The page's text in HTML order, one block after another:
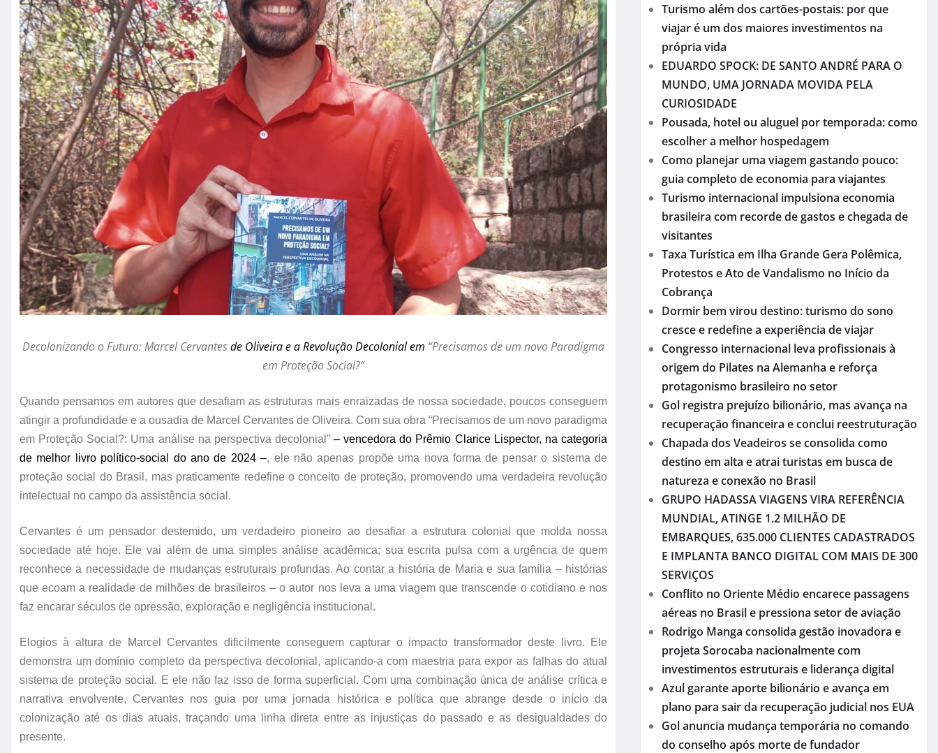
Decolonizando o Futuro: Marcel Cervantesde Oliveirae a RevoluçãoDecolonialem “Precisamos de um novo Paradigma
em Proteção Social?”
Quando pensamos em autores que desafiam as estruturas mais enraizadas de nossa sociedade, poucos conseguem
atingir a profundidade e a ousadia de Marcel Cervantes de Oliveira. Com sua obra “Precisamos de um novo paradigma
em Proteção Social?: Uma análise na perspectiva decolonial”–vencedora do Prêmio Clarice Lispector, na categoria
de melhor livro político-social do ano de 2024 –, ele não apenas propõe uma nova forma de pensar o sistema de
proteção social do Brasil, mas praticamente redefine o conceito de proteção, promovendo uma verdadeira revolução
intelectual no campo da assistência social.
Cervantes é um pensador destemido, um verdadeiro pioneiro ao desafiar a estrutura colonial que molda nossa
sociedade até hoje. Ele vai além de uma simples análise acadêmica; sua escrita pulsa com a urgência de quem
reconhece a necessidade de mudanças estruturais profundas. Ao contar a história de Maria e sua família – histórias
que ecoam a realidade de milhões de brasileiros – o autor nos leva a uma viagem que transcende o cotidiano e nos
faz encarar séculos de opressão, exploração e negligência institucional.
Elogios à altura de Marcel Cervantes dificilmente conseguem capturar o impacto transformador deste livro. Ele
demonstra um domínio completo da perspectiva decolonial, aplicando-a com maestria para expor as falhas do atual
sistema de proteção social. E ele não faz isso de forma superficial. Com uma combinação única de análise crítica e
narrativa envolvente, Cervantes nos guia por uma jornada histórica e política que abrange desde o início da
colonização até os dias atuais, traçando uma linha direta entre as injustiças do passado e as desigualdades do
presente.
Turismo além dos cartões-postais: por que
viajar é um dos maiores investimentos na
própria vida
EDUARDO SPOCK: DE SANTO ANDRÉ PARA O
MUNDO, UMA JORNADA MOVIDA PELA
CURIOSIDADE
Pousada, hotel ou aluguel por temporada: como
escolher a melhor hospedagem
Como planejar uma viagem gastando pouco:
guia completo de economia para viajantes
Turismo internacional impulsiona economia
brasileira com recorde de gastos e chegada de
visitantes
Taxa Turística em Ilha Grande Gera Polêmica,
Protestos e Ato de Vandalismo no Início da
Cobrança
Dormir bem virou destino: turismo do sono
cresce e redefine a experiência de viajar
Congresso internacional leva profissionais à
origem do Pilates na Alemanha e reforça
protagonismo brasileiro no setor
Gol registra prejuízo bilionário, mas avança na
recuperação financeira e conclui reestruturação
Chapada dos Veadeiros se consolida como
destino em alta e atrai turistas em busca de
natureza e conexão no Brasil
GRUPO HADASSA VIAGENS VIRA REFERÊNCIA
MUNDIAL, ATINGE 1.2 MILHÃO DE
EMBARQUES, 635.000 CLIENTES CADASTRADOS
E IMPLANTA BANCO DIGITAL COM MAIS DE 300
SERVIÇOS
Conflito no Oriente Médio encarece passagens
aéreas no Brasil e pressiona setor de aviação
Rodrigo Manga consolida gestão inovadora e
projeta Sorocaba nacionalmente com
investimentos estruturais e liderança digital
Azul garante aporte bilionário e avança em
plano para sair da recuperação judicial nos EUA
Gol anuncia mudança temporária no comando
do conselho após morte de fundador